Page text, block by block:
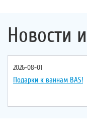
Новости
2026-08-01
Подарки к ваннам BAS!